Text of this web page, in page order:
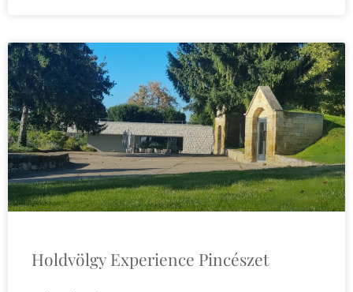
Holdvölgy Experience Pincészet